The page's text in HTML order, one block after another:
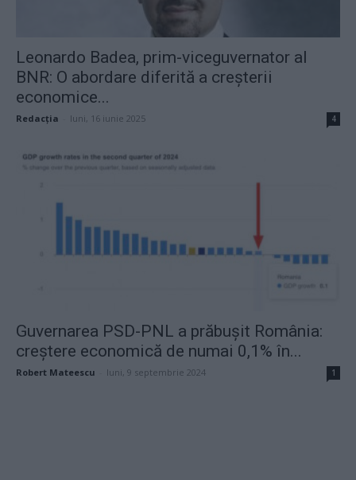
Leonardo Badea, prim-viceguvernator al
BNR: O abordare diferită a creșterii
economice...
Redacţia luni, 16 iunie 2025 4
Guvernarea PSD-PNL a prăbușit România:
creștere economică de numai 0,1% în...
Robert Mateescu luni, 9 septembrie 2024 1